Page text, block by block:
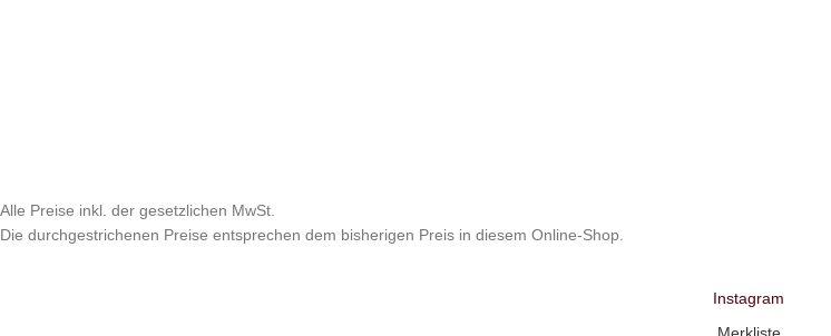
Alle Preise inkl. der gesetzlichen MwSt.
Die durchgestrichenen Preise entsprechen dem bisherigen Preis in diesem Online-Shop.
Instagram